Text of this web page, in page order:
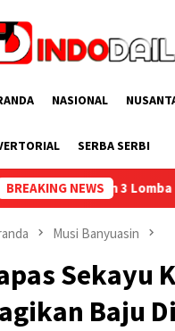
NASIONAL
SERBA SERBI
BREAKING NEWS
Antar UPT
Musi Banyuasin
Sekayu
Baju